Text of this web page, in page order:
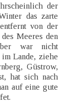
der
das zarte
von der
Meeres den
war nicht
Lande, ziehe
Güstrow,
hat sich nach
auf eine gute